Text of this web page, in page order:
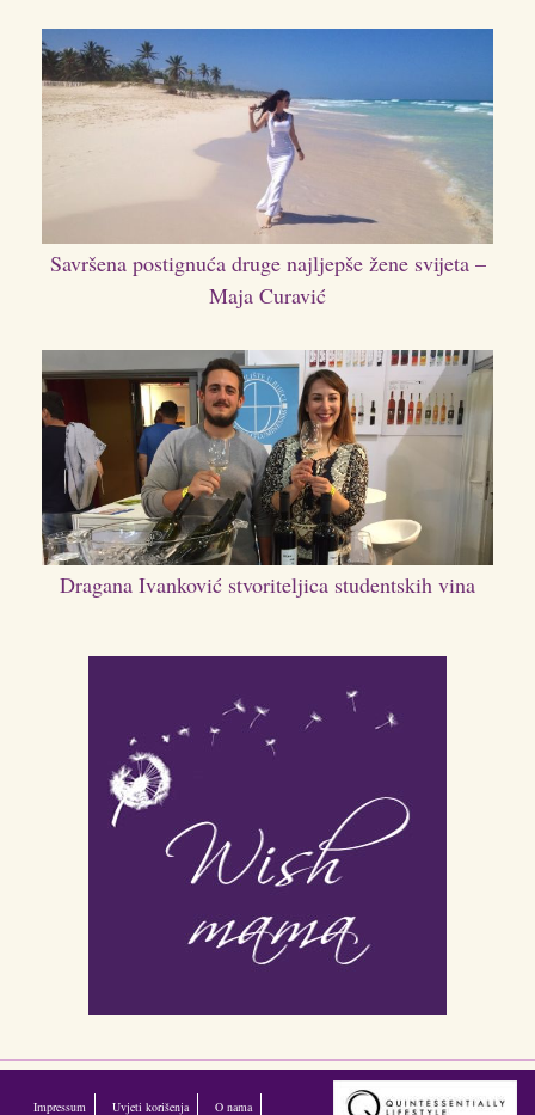
Savršena postignuća druge najljepše žene svijeta –
Maja Curavić
Dragana Ivanković stvoriteljica studentskih vina
Impressum Uvjeti korišenja O nama